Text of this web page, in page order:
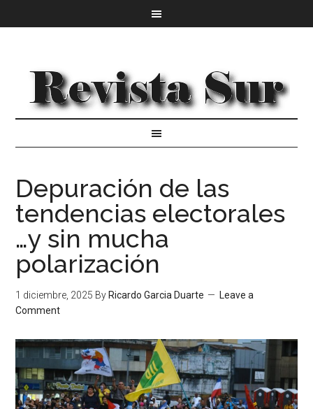
Depuración de las
tendencias electorales
…y sin mucha
polarización
1 diciembre, 2025 By Ricardo Garcia Duarte
Leave a
Comment